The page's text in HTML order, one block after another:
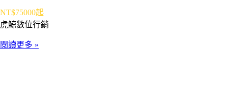
NT$75000起
虎鯨數位行銷
閱讀更多 »